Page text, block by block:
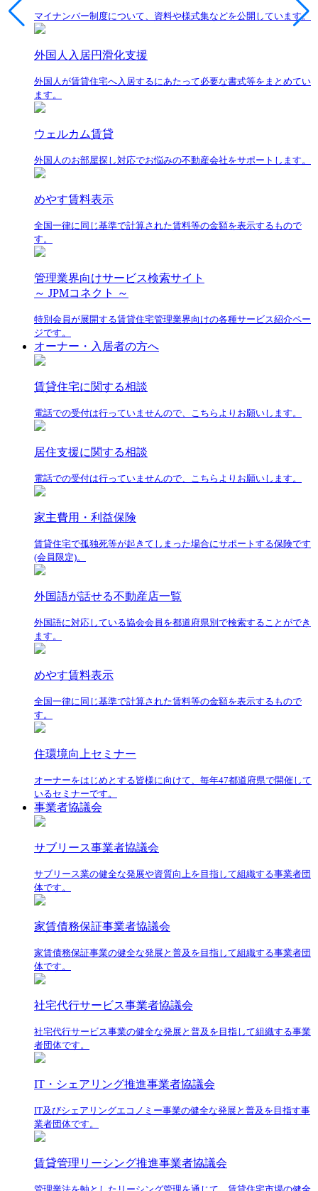
マイナンバー制度について、資料や様式集などを公開しています。
外国人入居円滑化支援
外国人が賃貸住宅へ入居するにあたって必要な書式等をまとめてい
ます。
ウェルカム賃貸
外国人のお部屋探し対応でお悩みの不動産会社をサポートします。
めやす賃料表示
全国一律に同じ基準で計算された賃料等の金額を表示するもので
す。
管理業界向けサービス検索サイト
～ JPMコネクト ～
特別会員が展開する賃貸住宅管理業界向けの各種サービス紹介ペー
ジです。
オーナー・入居者の方へ
賃貸住宅に関する相談
電話での受付は行っていませんので、こちらよりお願いします。
居住支援に関する相談
電話での受付は行っていませんので、こちらよりお願いします。
家主費用・利益保険
賃貸住宅で孤独死等が起きてしまった場合にサポートする保険です
(会員限定)。
外国語が話せる不動産店一覧
外国語に対応している協会会員を都道府県別で検索することができ
ます。
めやす賃料表示
全国一律に同じ基準で計算された賃料等の金額を表示するもので
す。
住環境向上セミナー
オーナーをはじめとする皆様に向けて、毎年47都道府県で開催して
いるセミナーです。
事業者協議会
サブリース事業者協議会
サブリース業の健全な発展や資質向上を目指して組織する事業者団
体です。
家賃債務保証事業者協議会
家賃債務保証事業の健全な発展と普及を目指して組織する事業者団
体です。
社宅代行サービス事業者協議会
社宅代行サービス事業の健全な発展と普及を目指して組織する事業
者団体です。
IT・シェアリング推進事業者協議会
IT及びシェアリングエコノミー事業の健全な発展と普及を目指す事
業者団体です。
賃貸管理リーシング推進事業者協議会